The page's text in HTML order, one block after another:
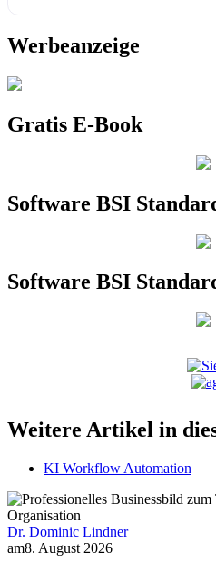
Werbeanzeige
Gratis E-Book
Software BSI
Software BSI
Weitere Artikel in
KI Workflow Automation
Dr. Dominic Lindner
am8. August 2026